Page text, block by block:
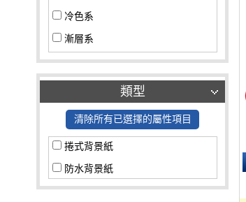
冷色系
漸層系
多色套組
其他
類型
清除所有已選擇的屬性項目
捲式背景紙
防水背景紙